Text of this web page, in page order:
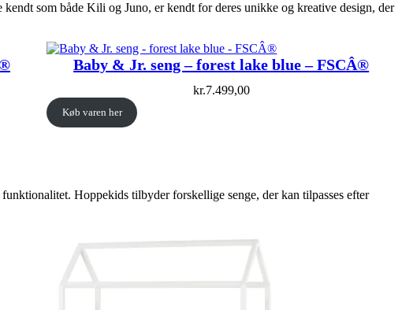
som både Kili og Juno, er kendt for deres unikke og kreative design, der
Baby & Jr. seng – forest lake blue – FSCÂ®
kr.7.499,00
Køb varen her
Hoppekids tilbyder forskellige senge, der kan tilpasses efter